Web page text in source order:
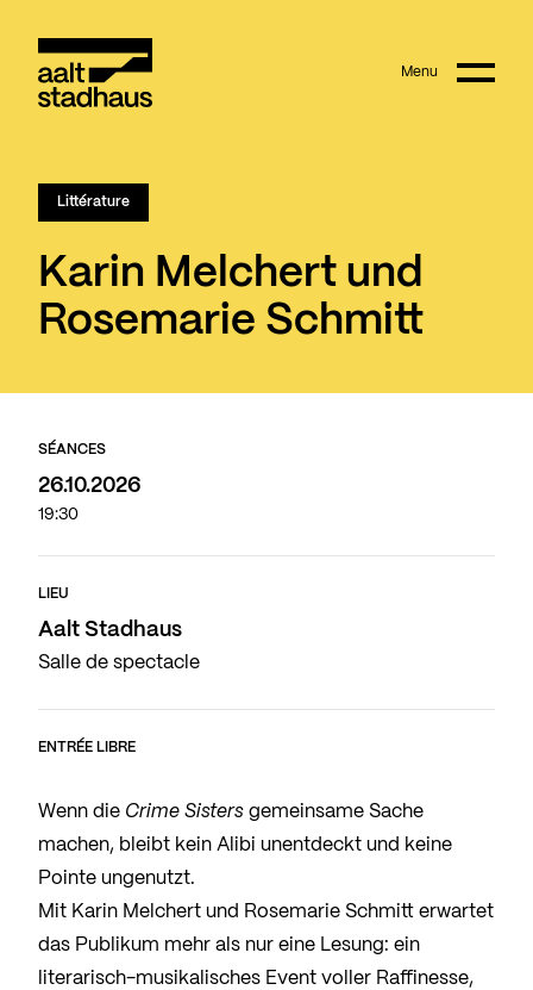
Main content Menu
Littérature
Karin Melchert und
Rosemarie Schmitt
SÉANCES
26.10.2026
19:30
LIEU
Aalt Stadhaus
Salle de spectacle
ENTRÉE LIBRE
Wenn die Crime Sisters gemeinsame Sache
machen, bleibt kein Alibi unentdeckt und keine
Pointe ungenutzt.
Mit Karin Melchert und Rosemarie Schmitt erwartet
das Publikum mehr als nur eine Lesung: ein
literarisch-musikalisches Event voller Raffinesse,